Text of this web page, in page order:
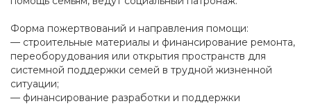
Форма пожертвований и направления помощи:
— строительные материалы и финансирование ремонта,
переоборудования или открытия пространств для
системной поддержки семей в трудной жизненной
ситуации;
— финансирование разработки и поддержки